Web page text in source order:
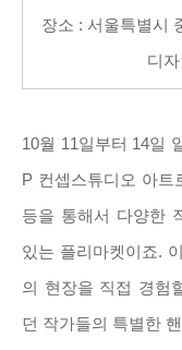
장소 : 서울특별시
디
10월 11일부터 14일
P 컨셉스튜디오 아트
등을 통해서 다양한
있는 플리마켓이죠.
의 현장을 직접 경험
던 작가들의 특별한